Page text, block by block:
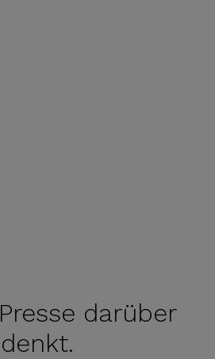
Presse darüber
denkt.